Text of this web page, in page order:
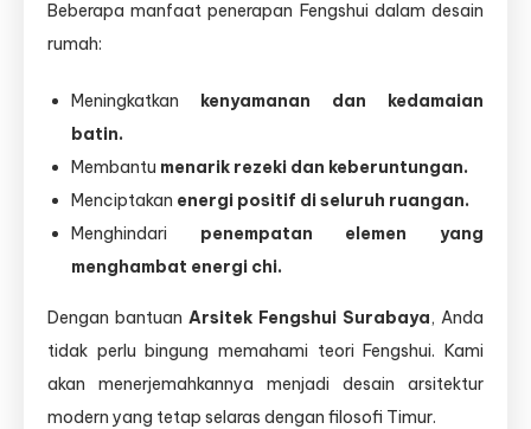
Beberapa manfaat penerapan Fengshui dalam desain
rumah:
Meningkatkan kenyamanan dan kedamaian
batin.
Membantu menarik rezeki dan keberuntungan.
Menciptakan energi positif di seluruh ruangan.
Menghindari penempatan elemen yang
menghambat energi chi.
Dengan bantuan Arsitek Fengshui Surabaya, Anda
tidak perlu bingung memahami teori Fengshui. Kami
akan menerjemahkannya menjadi desain arsitektur
modern yang tetap selaras dengan filosofi Timur.